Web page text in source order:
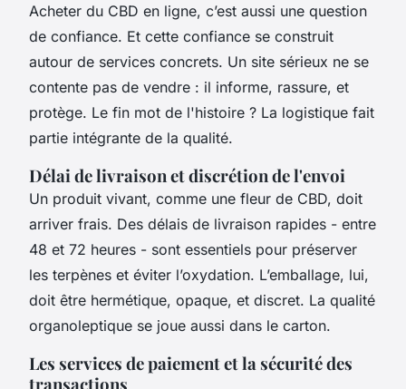
Acheter du CBD en ligne, c’est aussi une question
de confiance. Et cette confiance se construit
autour de services concrets. Un site sérieux ne se
contente pas de vendre : il informe, rassure, et
protège. Le fin mot de l'histoire ? La logistique fait
partie intégrante de la qualité.
Délai de livraison et discrétion de l'envoi
Un produit vivant, comme une fleur de CBD, doit
arriver frais. Des délais de livraison rapides - entre
48 et 72 heures - sont essentiels pour préserver
les terpènes et éviter l’oxydation. L’emballage, lui,
doit être hermétique, opaque, et discret. La qualité
organoleptique se joue aussi dans le carton.
Les services de paiement et la sécurité des
transactions